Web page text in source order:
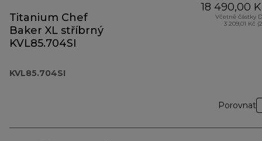
Titanium Chef
Baker XL stříbrný
KVL85.704SI
KVL85.704SI
18 490,00
Včetně částky
3 209,01 Kč
Porovnat